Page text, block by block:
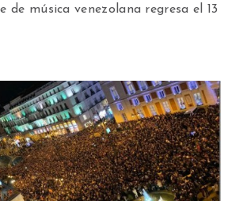
de música venezolana regresa el 13